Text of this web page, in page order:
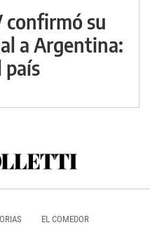
confirmó su
a Argentina:
país
EL COMEDOR